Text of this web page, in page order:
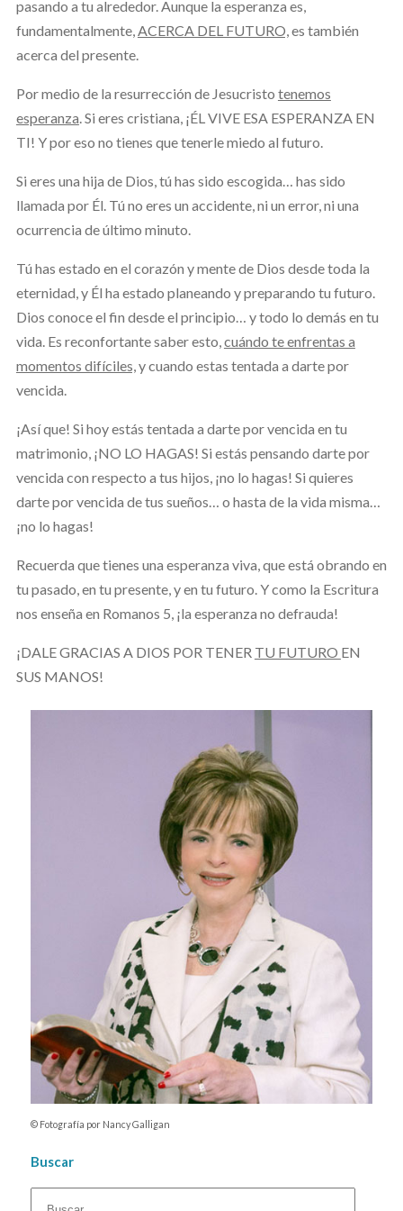
pasando a tu alrededor. Aunque la esperanza es,
fundamentalmente, ACERCA DEL FUTURO, es también
acerca del presente.
Por medio de la resurrección de Jesucristo tenemos
esperanza . Si eres cristiana, ¡ÉL VIVE ESA ESPERANZA EN
TI! Y por eso no tienes que tenerle miedo al futuro.
Si eres una hija de Dios, tú has sido escogida… has sido
llamada por Él. Tú no eres un accidente, ni un error, ni una
ocurrencia de último minuto.
Tú has estado en el corazón y mente de Dios desde toda la
eternidad, y Él ha estado planeando y preparando tu futuro.
Dios conoce el fin desde el principio… y todo lo demás en tu
vida. Es reconfortante saber esto, cuándo te enfrentas a
momentos difíciles, y cuando estas tentada a darte por
vencida.
¡Así que! Si hoy estás tentada a darte por vencida en tu
matrimonio, ¡NO LO HAGAS! Si estás pensando darte por
vencida con respecto a tus hijos, ¡no lo hagas! Si quieres
darte por vencida de tus sueños… o hasta de la vida misma…
¡no lo hagas!
Recuerda que tienes una esperanza viva, que está obrando en
tu pasado, en tu presente, y en tu futuro. Y como la Escritura
nos enseña en Romanos 5, ¡la esperanza no defrauda!
¡DALE GRACIAS A DIOS POR TENER TU FUTURO EN
SUS MANOS!
© Fotografía por Nancy Galligan
Buscar